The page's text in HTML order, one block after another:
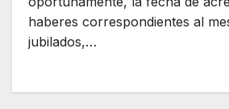
haberes correspondientes al
jubilados,…